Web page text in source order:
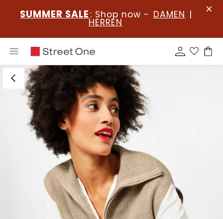
SUMMER SALE : Shop now - DAMEN |
HERREN